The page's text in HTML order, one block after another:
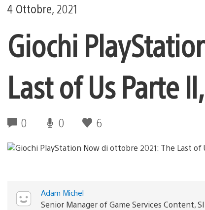
4 Ottobre, 2021
Giochi
Last of Us Parte
0 0 6
Adam Michel
Senior Manager of Game Services Content,